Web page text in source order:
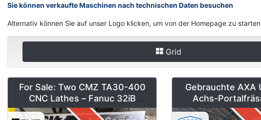
Sie können verkaufte Maschinen nach technischen Daten besuchen
Alternativ können Sie auf unser Logo klicken, um von der Homepage zu
Grid
For Sale: Two CMZ TA30-400
CNC Lathes – Fanuc 32iB
(Installed 2018)
Gebrauchte AXA
Achs-